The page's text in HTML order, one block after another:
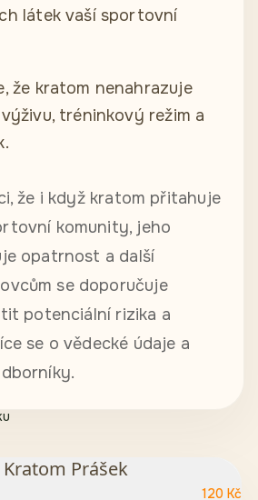
látek vaší sportovní
že kratom nenahrazuje
tréninkový režim a
že i když kratom přitahuje
komunity, jeho
opatrnost a další
se doporučuje
potenciální rizika a
se o vědecké údaje a
Prášek
120 Kč